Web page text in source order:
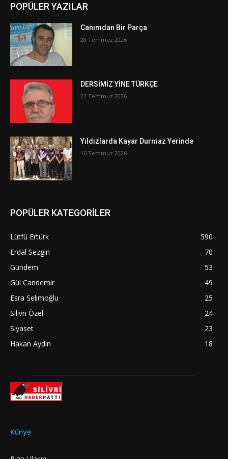
POPÜLER YAZILAR
Canımdan Bir Parça
28 Temmuz 2026
DERSİMİZ YİNE TÜRKÇE
22 Temmuz 2026
Yıldızlarda Kayar Durmaz Yerinde
16 Temmuz 2026
POPÜLER KATEGORİLER
Lütfü Ertürk
590
Erdal Sezgin
70
Gündem
53
Gül Candemir
49
Esra Selimoğlu
25
Silivri Özel
24
Siyaset
23
Hakan Aydın
18
Künye